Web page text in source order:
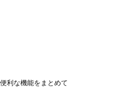
便利な機能をまとめて